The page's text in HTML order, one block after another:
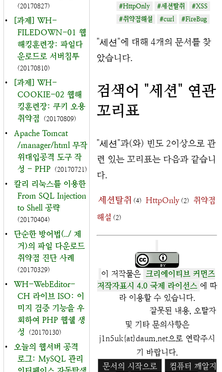
(20170827)
•
[과제] WH-
FILEDOWN-01 웹
해킹훈련장: 파일다
운로드로 서버침투
(20170810)
•
[과제] WH-
COOKIE-02 웹해
킹훈련장: 쿠키 오용
취약점
(20170809)
•
Apache Tomcat
/manager/html 무작
위대입공격 도구 작
성 - PHP (20170721)
•
칼리 리눅스를 이용한
From SQL Injection
to Shell 공략
(20170404)
•
단순한 방어법(../ 제
거)의 파일 다운로드
취약점 진단 사례
(20170329)
•
WH-WebEditor-
CH 라이브 ISO: 이
미지 검증 기능을 우
회하여 PHP 웹쉘 생
성
(20170130)
•
오늘의 웹서버 공격
로그: MySQL 관리
#HttpOnly
#세션탈취
#XSS
#취약점해설
#curl #FireBug
"세션"에 대해 4개의 문서를 찾
았습니다.
검색어 "세션" 연관
꼬리표
"세션"과(와) 빈도 2이상으로 관
련 있는 꼬리표는 다음과 같습니
다.
세션탈취 (4) HttpOnly (2)
취약점
해설 (2)
이 저작물은 크리에이티브 커먼즈
저작자표시 4.0 국제 라이선스 에 따
라 이용할 수 있습니다.
잘못된 내용, 오탈자
및 기타 문의사항은
j1n5uk{at}daum.net으로 연락주시
기 바랍니다.
문서의 시작으로
컴퓨터 깨알지